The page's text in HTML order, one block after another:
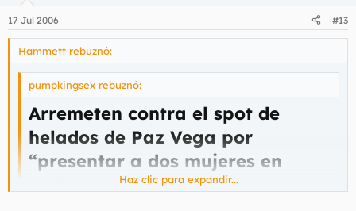
17 Jul 2006 #13
Hammett rebuznó:
pumpkingsex rebuznó:
Arremeten contra el spot de
helados de Paz Vega por
“presentar a dos mujeres en
actitudes homosexuales”
Haz clic para expandir...